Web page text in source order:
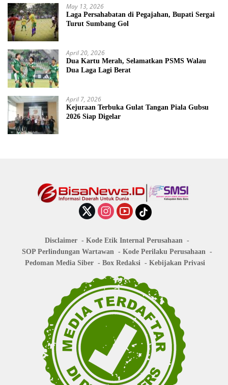
May 13, 2026
Laga Persahabatan di Pegajahan, Bupati Sergai
Turut Sumbang Gol
April 20, 2026
Dua Kartu Merah, Selamatkan PSMS Walau
Dua Laga Lagi Berat
April 7, 2026
Kejuraan Terbuka Gulat Tangan Piala Gubsu
2026 Siap Digelar
Disclaimer
Kode Etik Internal Perusahaan
SOP Perlindungan Wartawan
Kode Perilaku Perusahaan
Pedoman Media Siber
Box Redaksi Kebijakan Privasi